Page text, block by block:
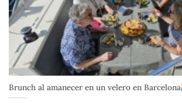
Brunch al amanecer en un velero en Barcelona